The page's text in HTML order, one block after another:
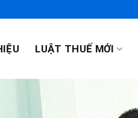
LUẬT THUẾ MỚI